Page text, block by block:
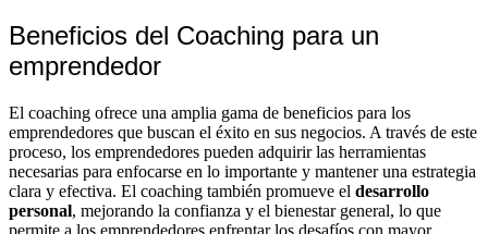
Beneficios del Coaching para un
emprendedor
El coaching ofrece una amplia gama de beneficios para los
emprendedores que buscan el éxito en sus negocios. A través de este
proceso, los emprendedores pueden adquirir las herramientas
necesarias para enfocarse en lo importante y mantener una estrategia
clara y efectiva. El coaching también promueve el desarrollo
personal, mejorando la confianza y el bienestar general, lo que